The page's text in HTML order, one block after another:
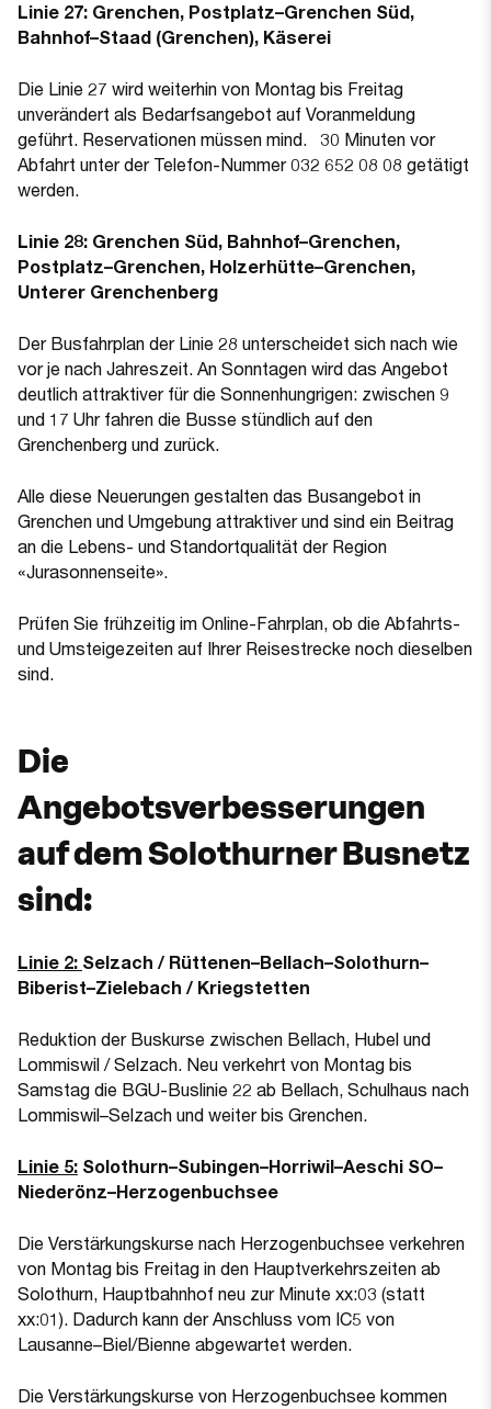
Linie 27: Grenchen, Postplatz–Grenchen Süd,
Bahnhof–Staad (Grenchen), Käserei
Die Linie 27 wird weiterhin von Montag bis Freitag
unverändert als Bedarfsangebot auf Voranmeldung
geführt. Reservationen müssen mind. 30 Minuten vor
Abfahrt unter der Telefon-Nummer 032 652 08 08 getätigt
werden.
Linie 28: Grenchen Süd, Bahnhof–Grenchen,
Postplatz–Grenchen, Holzerhütte–Grenchen,
Unterer Grenchenberg
Der Busfahrplan der Linie 28 unterscheidet sich nach wie
vor je nach Jahreszeit. An Sonntagen wird das Angebot
deutlich attraktiver für die Sonnenhungrigen: zwischen 9
und 17 Uhr fahren die Busse stündlich auf den
Grenchenberg und zurück.
Alle diese Neuerungen gestalten das Busangebot in
Grenchen und Umgebung attraktiver und sind ein Beitrag
an die Lebens- und Standortqualität der Region
«Jurasonnenseite».
Prüfen Sie frühzeitig im Online-Fahrplan, ob die Abfahrts-
und Umsteigezeiten auf Ihrer Reisestrecke noch dieselben
sind.
Die
Angebotsverbesserungen
auf dem Solothurner Busnetz
sind:
Linie 2: Selzach / Rüttenen–Bellach–Solothurn–
Biberist–Zielebach / Kriegstetten
Reduktion der Buskurse zwischen Bellach, Hubel und
Lommiswil / Selzach. Neu verkehrt von Montag bis
Samstag die BGU-Buslinie 22 ab Bellach, Schulhaus nach
Lommiswil–Selzach und weiter bis Grenchen.
Linie 5: Solothurn–Subingen–Horriwil–Aeschi SO–
Niederönz–Herzogenbuchsee
Die Verstärkungskurse nach Herzogenbuchsee verkehren
von Montag bis Freitag in den Hauptverkehrszeiten ab
Solothurn, Hauptbahnhof neu zur Minute xx:03 (statt
xx:01). Dadurch kann der Anschluss vom IC5 von
Lausanne–Biel/Bienne abgewartet werden.
Die Verstärkungskurse von Herzogenbuchsee kommen